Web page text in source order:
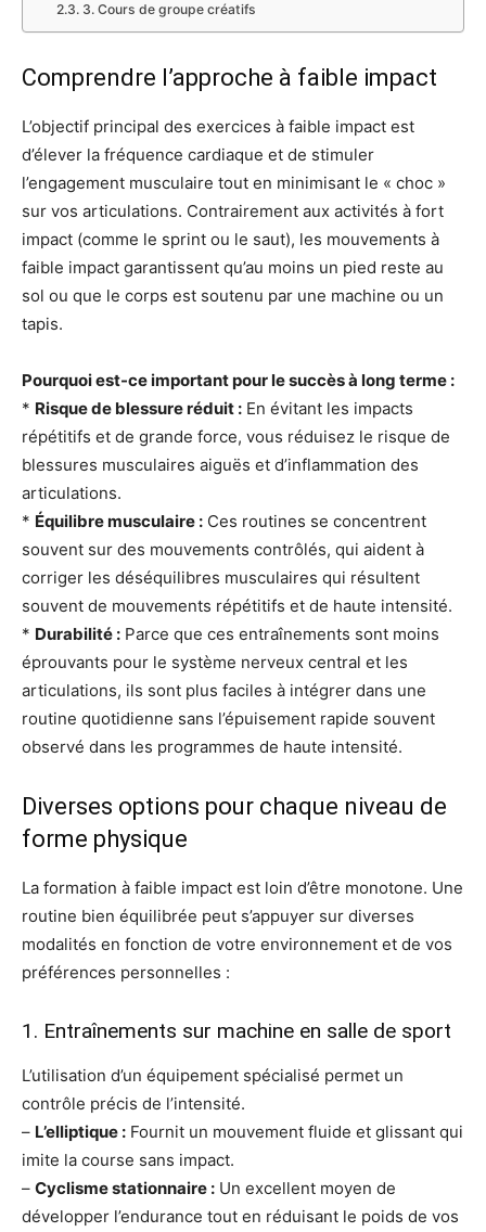
3. Cours de groupe créatifs
Comprendre l’approche à faible impact
L’objectif principal des exercices à faible impact est
d’élever la fréquence cardiaque et de stimuler
l’engagement musculaire tout en minimisant le « choc »
sur vos articulations. Contrairement aux activités à fort
impact (comme le sprint ou le saut), les mouvements à
faible impact garantissent qu’au moins un pied reste au
sol ou que le corps est soutenu par une machine ou un
tapis.
Pourquoi est-ce important pour le succès à long terme :
* Risque de blessure réduit : En évitant les impacts
répétitifs et de grande force, vous réduisez le risque de
blessures musculaires aiguës et d’inflammation des
articulations.
* Équilibre musculaire : Ces routines se concentrent
souvent sur des mouvements contrôlés, qui aident à
corriger les déséquilibres musculaires qui résultent
souvent de mouvements répétitifs et de haute intensité.
* Durabilité : Parce que ces entraînements sont moins
éprouvants pour le système nerveux central et les
articulations, ils sont plus faciles à intégrer dans une
routine quotidienne sans l’épuisement rapide souvent
observé dans les programmes de haute intensité.
Diverses options pour chaque niveau de
forme physique
La formation à faible impact est loin d’être monotone. Une
routine bien équilibrée peut s’appuyer sur diverses
modalités en fonction de votre environnement et de vos
préférences personnelles :
1. Entraînements sur machine en salle de sport
L’utilisation d’un équipement spécialisé permet un
contrôle précis de l’intensité.
– L’elliptique : Fournit un mouvement fluide et glissant qui
imite la course sans impact.
– Cyclisme stationnaire : Un excellent moyen de
développer l’endurance tout en réduisant le poids de vos